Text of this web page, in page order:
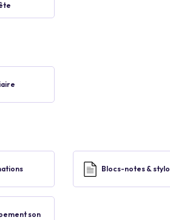
Blocs-notes & stylo
son